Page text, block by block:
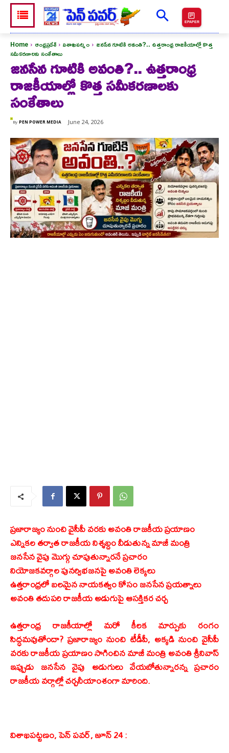
EPAPER
Home ఆంధ్రప్రదేశ్ విశాఖపట్నం జనసేన గూటికి అవంతి?.. ఉత్తరాంధ్ర రాజకీయాల్లో కొత్త
సమీకరణాలకు సంకేతాలు
జనసేన గూటికి అవంతి?.. ఉత్తరాంధ్ర
రాజకీయాల్లో కొత్త సమీకరణాలకు
సంకేతాలు
By PEN POWER MEDIA June 24, 2026
ప్రజారాజ్యం నుంచి వైసీపీ వరకు అవంతి రాజకీయ ప్రయాణం
ఎన్నికల తర్వాత రాజకీయ నిశ్శబ్దం వీడుతున్న మాజీ మంత్రి
జనసేన వైపు మొగ్గు చూపుతున్నారనే ప్రచారం
నియోజకవర్గాల పునర్విభజనపై అవంతి లెక్కలు
ఉత్తరాంధ్రలో బలమైన నాయకత్వం కోసం జనసేన ప్రయత్నాలు
అవంతి తదుపరి రాజకీయ అడుగుపై ఆసక్తికర చర్చ
ఉత్తరాంధ్ర రాజకీయాల్లో మరో కీలక మార్పుకు రంగం
సిద్ధమవుతోందా? ప్రజారాజ్యం నుంచి టీడీపీ, అక్కడి నుంచి వైసీపీ
వరకు రాజకీయ ప్రయాణం సాగించిన మాజీ మంత్రి అవంతి శ్రీనివాస్
ఇప్పుడు జనసేన వైపు అడుగులు వేయబోతున్నారన్న ప్రచారం
రాజకీయ వర్గాల్లో చర్చనీయాంశంగా మారింది.
విశాఖపట్టణం, పెన్ పవర్, జూన్ 24 :